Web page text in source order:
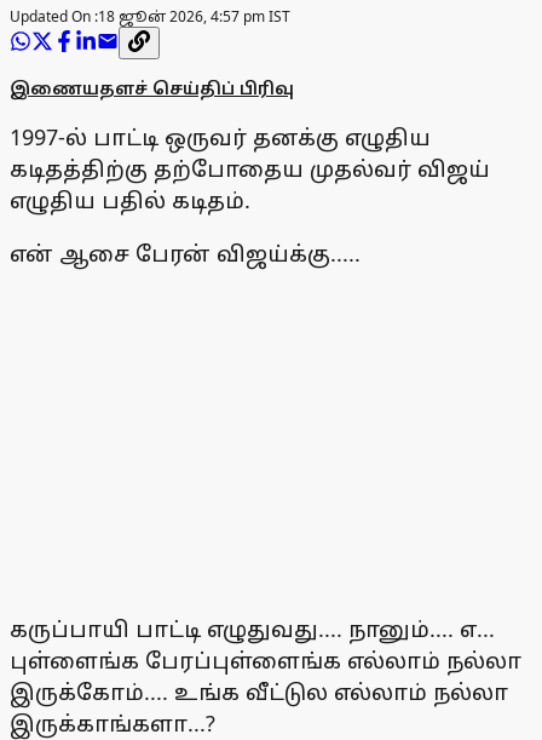
Updated On :18 ஜூன் 2026, 4:57 pm IST
இணையதளச் செய்திப் பிரிவு
1997-ல் பாட்டி ஒருவர் தனக்கு எழுதிய
கடிதத்திற்கு தற்போதைய முதல்வர் விஜய்
எழுதிய பதில் கடிதம்.
என் ஆசை பேரன் விஜய்க்கு.....
கருப்பாயி பாட்டி எழுதுவது.... நானும்.... எ...
புள்ளைங்க பேரப்புள்ளைங்க எல்லாம் நல்லா
இருக்கோம்.... உங்க வீட்டுல எல்லாம் நல்லா
இருக்காங்களா...?